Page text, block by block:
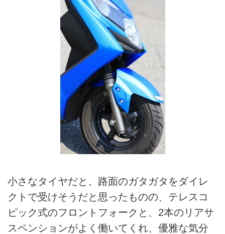
小さなタイヤだと、路面のガタガタをダイレ
クトで受けそうだと思ったものの、テレスコ
ピック式のフロントフォークと、2本のリアサ
スペンションがよく働いてくれ、優雅な気分